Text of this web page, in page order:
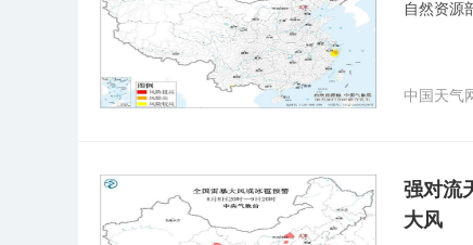
自然资源
中国天气
强对流
大风